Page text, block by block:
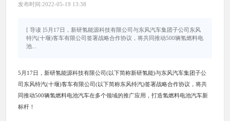
发布时间:2022-05-19 13:38
[ 导读 ]5月17日，新研氢能源科技有限公司与东风汽车集团子公司东风
特汽(十堰)客车有限公司签署战略合作协议，将共同推动500辆氢燃料电
池...
5月17日，新研氢能源科技有限公司(以下简称新研氢能)与东风汽车集团子公
司东风特汽(十堰)客车有限公司(以下简称东风特汽)签署战略合作协议，将共
同推动500辆氢燃料电池汽车在多个领域的推广应用，打造氢燃料电池汽车新
标杆！